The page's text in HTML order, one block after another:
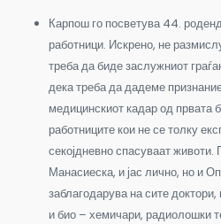
Карпош го посветува 44.
работници. Искрено, не
треба да биде заслужниот
дека треба да дадеме
медицинскиот кадар од првата
работниците кои не се толку
секојдневно спасуваат животи.
Манасиеска, и јас лично, но и
заблагодарува на сите
и био – хемичари, радиолошки